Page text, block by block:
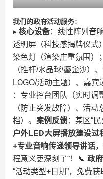
​我们的政府活动服务​​：
▸ ​ ​核心设备​：线性阵列音
透明屏（科技感揭牌仪式
染色灯（渲染庄重氛围）
（推杆/水晶球/鎏金沙）
LOGO/活动主题）、嘉宾
：专业控台团队（实时调
（防止突发故障）、活
档）。​ ​案例反馈​：某区“
户外LED大屏播放建设过
+专业音响传递领导讲话​
程意义更深刻了”！📞 ​ 政
“活动类型+日期”，免费